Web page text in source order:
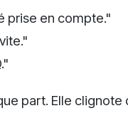
prise en compte."
part. Elle